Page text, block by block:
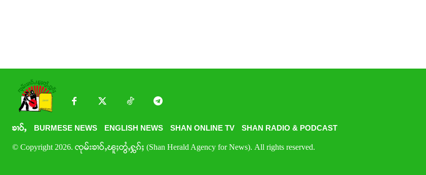
ၶၢဝ်ႇ BURMESE NEWS ENGLISH NEWS SHAN ONLINE TV SHAN RADIO & PODCAST
© Copyright 2026. ၸုမ်းၶၢဝ်ႇၽူႈတွႆႇႁွၵ်ႈ (Shan Herald Agency for News). All rights reserved.